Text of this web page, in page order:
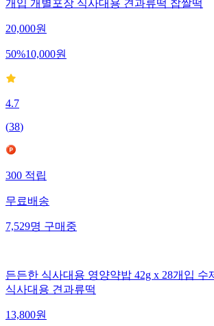
개입 개별포장 식사대용 견과류떡 찹쌀떡
20,000원
50%10,000원
4.7
(38)
300적립
무료배송
7,529명구매중
든든한 식사대용 영양약밥 42g x 28개입 수
식사대용 견과류떡
13,800원